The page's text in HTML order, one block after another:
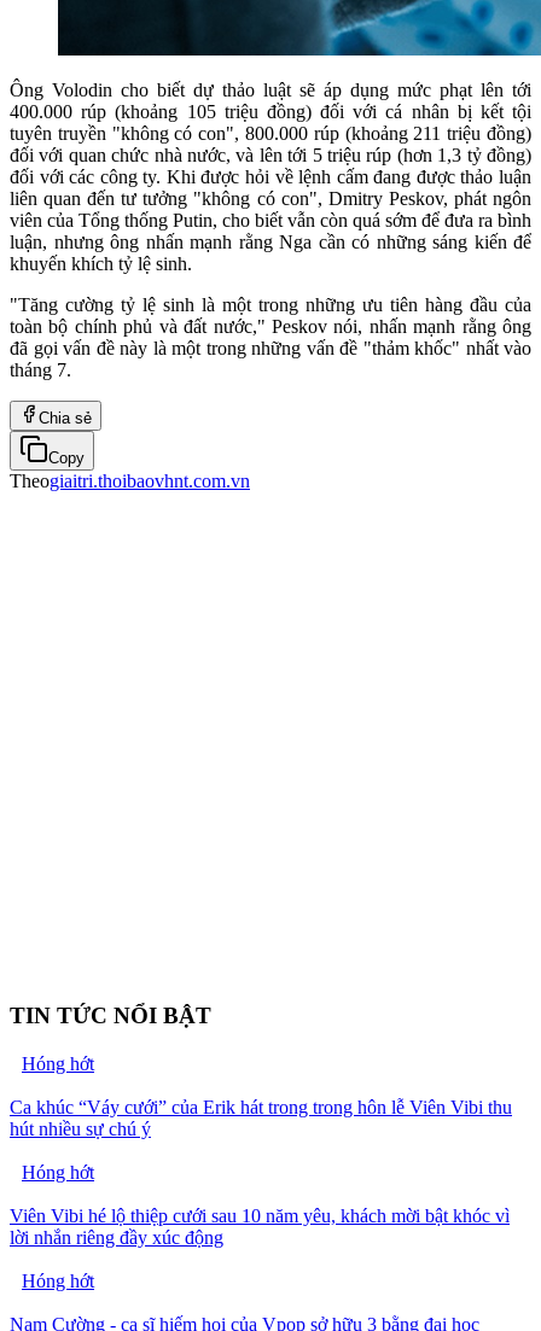
Ông Volodin cho biết dự thảo luật sẽ áp dụng mức phạt lên tới
400.000 rúp (khoảng 105 triệu đồng) đối với cá nhân bị kết tội
tuyên truyền "không có con", 800.000 rúp (khoảng 211 triệu đồng)
đối với quan chức nhà nước, và lên tới 5 triệu rúp (hơn 1,3 tỷ đồng)
đối với các công ty. Khi được hỏi về lệnh cấm đang được thảo luận
liên quan đến tư tưởng "không có con", Dmitry Peskov, phát ngôn
viên của Tổng thống Putin, cho biết vẫn còn quá sớm để đưa ra bình
luận, nhưng ông nhấn mạnh rằng Nga cần có những sáng kiến để
khuyến khích tỷ lệ sinh.
"Tăng cường tỷ lệ sinh là một trong những ưu tiên hàng đầu của
toàn bộ chính phủ và đất nước," Peskov nói, nhấn mạnh rằng ông
đã gọi vấn đề này là một trong những vấn đề "thảm khốc" nhất vào
tháng 7.
Chia sẻ
Copy
Theogiaitri.thoibaovhnt.com.vn
TIN TỨC NỔI BẬT
Hóng hớt
Ca khúc “Váy cưới” của Erik hát trong trong hôn lễ Viên Vibi thu
hút nhiều sự chú ý
Hóng hớt
Viên Vibi hé lộ thiệp cưới sau 10 năm yêu, khách mời bật khóc vì
lời nhắn riêng đầy xúc động
Hóng hớt
Nam Cường - ca sĩ hiếm hoi của Vpop sở hữu 3 bằng đại học